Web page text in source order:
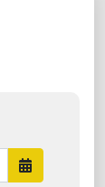
日期範圍結束